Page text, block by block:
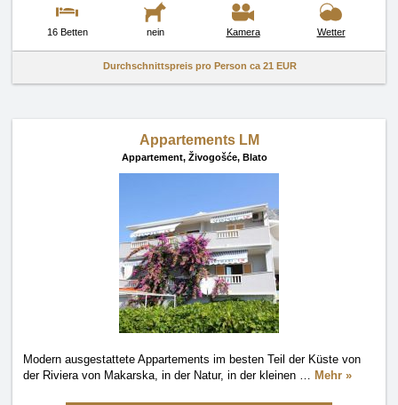
16 Betten nein Kamera Wetter
Durchschnittspreis pro Person ca 21 EUR
Appartements LM
Appartement, Živogošće, Blato
Modern ausgestattete Appartements im besten Teil der Küste von
der Riviera von Makarska, in der Natur, in der kleinen … Mehr »